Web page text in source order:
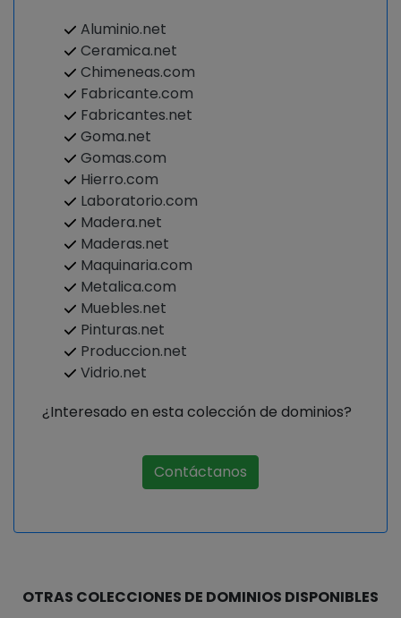
Aluminio.net
Ceramica.net
Chimeneas.com
Fabricante.com
Fabricantes.net
Goma.net
Gomas.com
Hierro.com
Laboratorio.com
Madera.net
Maderas.net
Maquinaria.com
Metalica.com
Muebles.net
Pinturas.net
Produccion.net
Vidrio.net
¿Interesado en esta colección de dominios?
Contáctanos
OTRAS COLECCIONES DE DOMINIOS DISPONIBLES